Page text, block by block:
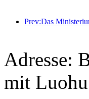
Adresse:
mit